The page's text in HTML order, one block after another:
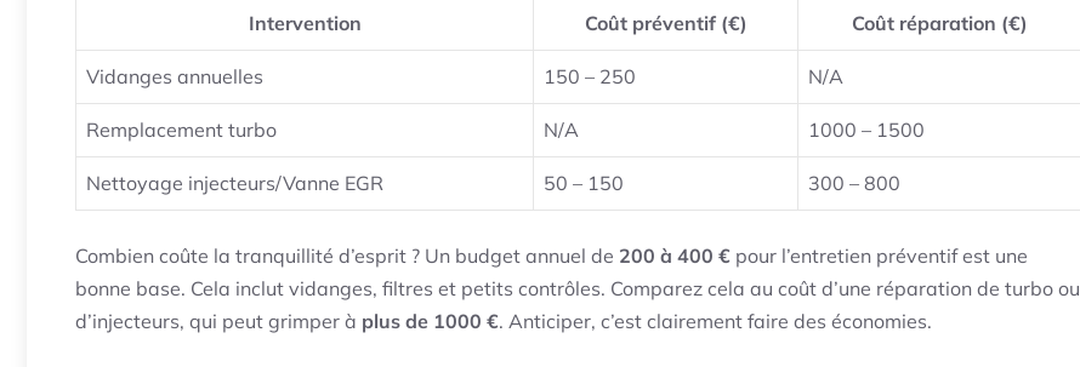
Intervention Coût préventif (€) Coût réparation (€)
Vidanges annuelles 150 – 250 N/A
Remplacement turbo N/A 1000 – 1500
Nettoyage injecteurs/Vanne EGR 50 – 150 300 – 800
Combien coûte la tranquillité d’esprit ? Un budget annuel de 200 à 400 € pour l’entretien préventif est une
bonne base. Cela inclut vidanges, filtres et petits contrôles. Comparez cela au coût d’une réparation de turbo ou
d’injecteurs, qui peut grimper à plus de 1000 €. Anticiper, c’est clairement faire des économies.